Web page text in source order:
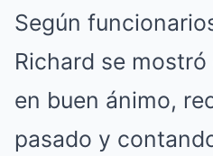
Según
Richard se
en buen ánimo,
pasado y